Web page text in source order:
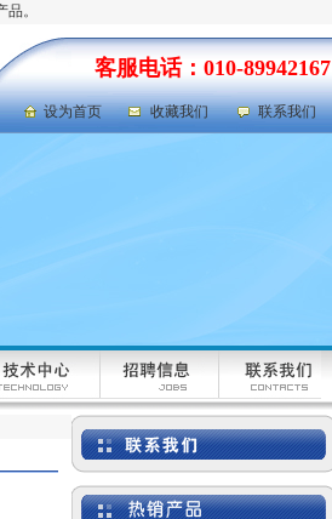
。
客服电话：010-89942167
设为首页 收藏我们 联系我们
氯气检测仪|氯气泄漏浓度
检测仪 型号：FABJ-50